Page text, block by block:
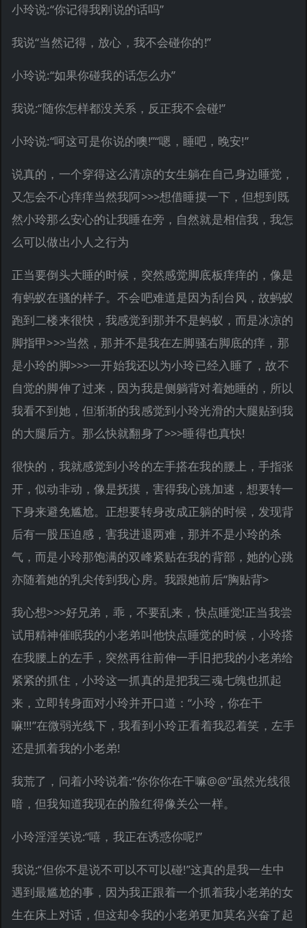
小玲说:“你记得我刚说的话吗”
我说“当然记得，放心，我不会碰你的!”
小玲说:“如果你碰我的话怎么办”
我说:“随你怎样都没关系，反正我不会碰!”
小玲说:“呵这可是你说的噢!”“嗯，睡吧，晚安!”
说真的，一个穿得这么清凉的女生躺在自己身边睡觉，
又怎会不心痒痒当然我阿>>>想借睡摸一下，但想到既
然小玲那么安心的让我睡在旁，自然就是相信我，我怎
么可以做出小人之行为
正当要倒头大睡的时候，突然感觉脚底板痒痒的，像是
有蚂蚁在骚的样子。不会吧难道是因为刮台风，故蚂蚁
跑到二楼来很快，我感觉到那并不是蚂蚁，而是冰凉的
脚指甲>>>当然，那并不是我在左脚骚右脚底的痒，那
是小玲的脚>>>一开始我还以为小玲已经入睡了，故不
自觉的脚伸了过来，因为我是侧躺背对着她睡的，所以
我看不到她，但渐渐的我感觉到小玲光滑的大腿贴到我
的大腿后方。那么快就翻身了>>>睡得也真快!
很快的，我就感觉到小玲的左手搭在我的腰上，手指张
开，似动非动，像是抚摸，害得我心跳加速，想要转一
下身来避免尴尬。正想要转身改成正躺的时候，发现背
后有一股压迫感，害我进退两难，那并不是小玲的杀
气，而是小玲那饱满的双峰紧贴在我的背部，她的心跳
亦随着她的乳尖传到我心房。我跟她前后“胸贴背>
我心想>>>好兄弟，乖，不要乱来，快点睡觉!正当我尝
试用精神催眠我的小老弟叫他快点睡觉的时候，小玲搭
在我腰上的左手，突然再往前伸一手旧把我的小老弟给
紧紧的抓住，小玲这一抓真的是把我三魂七魄也抓起
来，立即转身面对小玲并开口道：“小玲，你在干
嘛!!!”在微弱光线下，我看到小玲正看着我忍着笑，左手
还是抓着我的小老弟!
我荒了，问着小玲说着:“你你你在干嘛@@”虽然光线很
暗，但我知道我现在的脸红得像关公一样。
小玲淫淫笑说:“嘻，我正在诱惑你呢!”
我说:“但你不是说不可以不可以碰!”这真的是我一生中
遇到最尴尬的事，因为我正跟着一个抓着我小老弟的女
生在床上对话，但这却令我的小老弟更加莫名兴奋了起